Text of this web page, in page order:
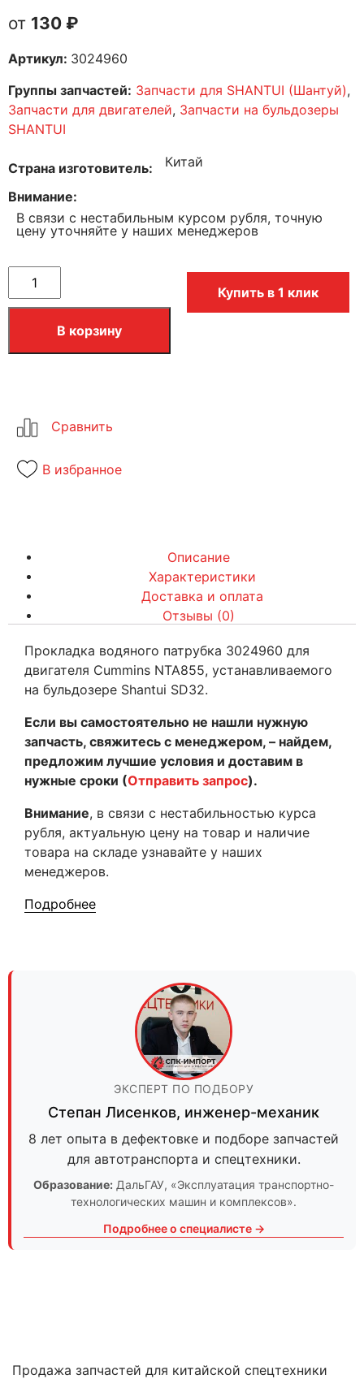
130 ₽
Артикул: 3024960
Группы запчастей: Запчасти для SHANTUI (Шантуй),
Запчасти для двигателей, Запчасти на бульдозеры
SHANTUI
Страна изготовитель Китай
Внимание
В связи с нестабильным курсом рубля, точную
цену уточняйте у наших менеджеров
В корзину
Купить в 1 клик
В избранное
Описание
Характеристики
Доставка и оплата
Отзывы (0)
Прокладка водяного патрубка 3024960 для
двигателя Cummins NTA855, устанавливаемого
на бульдозере Shantui SD32.
Если вы самостоятельно не нашли нужную
запчасть, свяжитесь с менеджером, – найдем,
предложим лучшие условия и доставим в
нужные сроки (Отправить запрос).
Внимание, в связи с нестабильностью курса
рубля, актуальную цену на товар и наличие
товара на складе узнавайте у наших
менеджеров.
Подробнее
ЭКСПЕРТ ПО ПОДБОРУ
Степан Лисенков, инженер-механик
8 лет опыта в дефектовке и подборе запчастей
для автотранспорта и спецтехники.
Образование: ДальГАУ, «Эксплуатация транспортно-
технологических машин и комплексов».
Подробнее о специалисте →
Продажа запчастей для китайской спецтехники